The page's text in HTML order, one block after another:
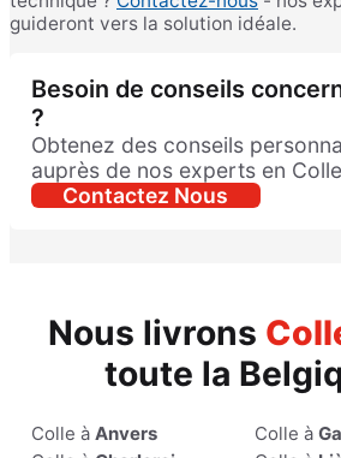
guideront vers la solution idéale.
Besoin de conseils
?
Obtenez des conseils
auprès de nos experts en
Contactez Nous
Nous livrons
toute la
Colle à Anvers Colle à